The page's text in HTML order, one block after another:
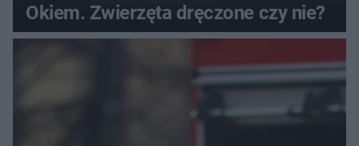
Okiem. Zwierzęta dręczone czy nie?